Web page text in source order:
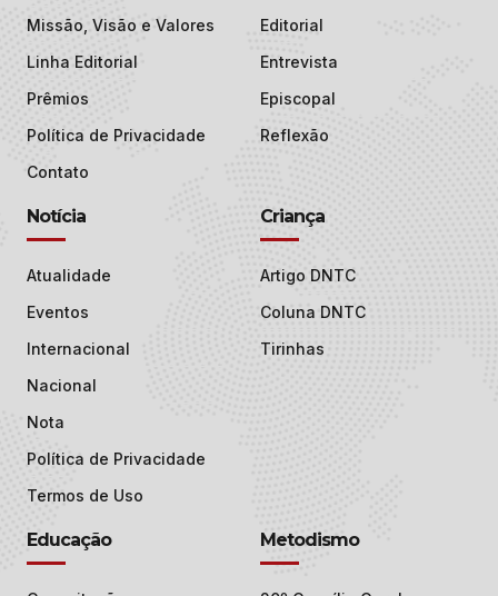
Missão, Visão e Valores
Linha Editorial
Prêmios
Política de Privacidade
Contato
Editorial
Entrevista
Episcopal
Reflexão
Notícia
Atualidade
Eventos
Internacional
Nacional
Nota
Política de Privacidade
Termos de Uso
Criança
Artigo DNTC
Coluna DNTC
Tirinhas
Educação Metodismo